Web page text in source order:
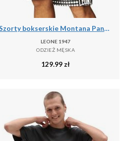
Szorty bokserskie Montana Pantaloncino
LEONE 1947
ODZIEŻ MĘSKA
129.99 zł